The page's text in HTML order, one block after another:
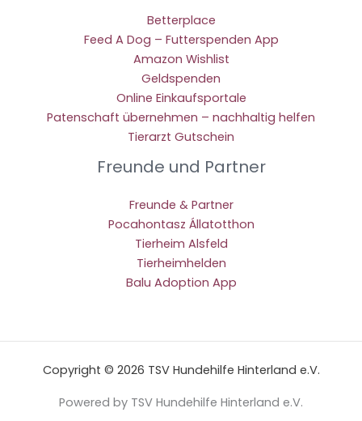
Betterplace
Feed A Dog – Futterspenden App
Amazon Wishlist
Geldspenden
Online Einkaufsportale
Patenschaft übernehmen – nachhaltig helfen
Tierarzt Gutschein
Freunde und Partner
Freunde & Partner
Pocahontasz Állatotthon
Tierheim Alsfeld
Tierheimhelden
Balu Adoption App
Copyright © 2026 TSV Hundehilfe Hinterland e.V.
Powered by TSV Hundehilfe Hinterland e.V.